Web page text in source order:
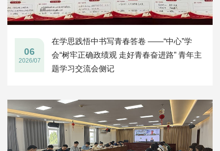
在学思践悟中书写青春答卷 ——“中心”学
会“树牢正确政绩观 走好青春奋进路” 青年主
题学习交流会侧记
06
2026/07